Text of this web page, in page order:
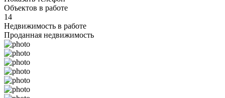
Объектов в работе
14
Недвижимость в работе
Проданная недвижимость